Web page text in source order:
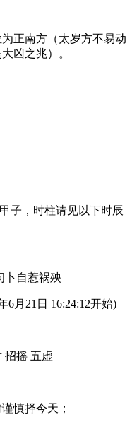
正南方（太岁方不易动
凶之兆）。
子，时柱请见以下时辰
卜自惹祸殃
6月21日 16:24:12开始)
招摇 五虚
慎择今天；